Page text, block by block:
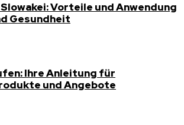
Vorteile und Anwendung
Gesundheit
Ihre Anleitung für
und Angebote